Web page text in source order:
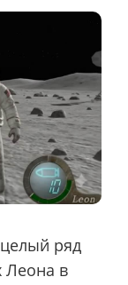
ряд
Леона в